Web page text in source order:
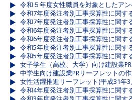
令和５年度女性職員を対象としたア
令和7年度発注者別工事採算性に関す
令和7年度発注者別工事採算性に関す
令和6年度発注者別工事採算性に関す
令和6年度発注者別工事採算性に関す
令和5年度発注者別工事採算性に関す
令和5年度発注者別工事採算性に関す
女子学生（高校、大学）向け建設業
中学生向け建設業PRリーフレットの
女性活躍推進リーフレット(平成31年3
令和4年度発注者別工事採算性に関す